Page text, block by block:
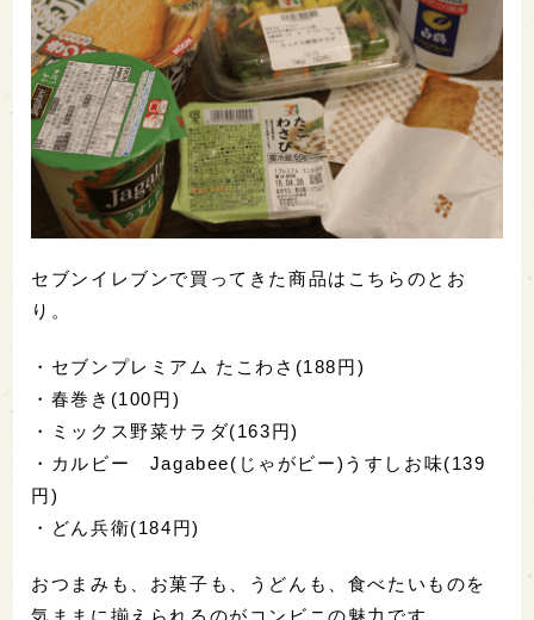
ります。米の旨みと辛みがパッと口の中に広がった
あと、余韻は長引かず、爽やかにスッと切れていき
ます。
特徴的なのは、手のひらサイズの300mlという量。
もちろん、ひとりで呑みきれるという
も多いは
ずですが、万一、呑み切れなかったとしても、冷蔵
ワンコインでお釣りがくる373円と、お値段もうれし
い小ぶりサイズ。
セブンイレブンで買った！豊富な品揃えがコンビ
ニの魅力